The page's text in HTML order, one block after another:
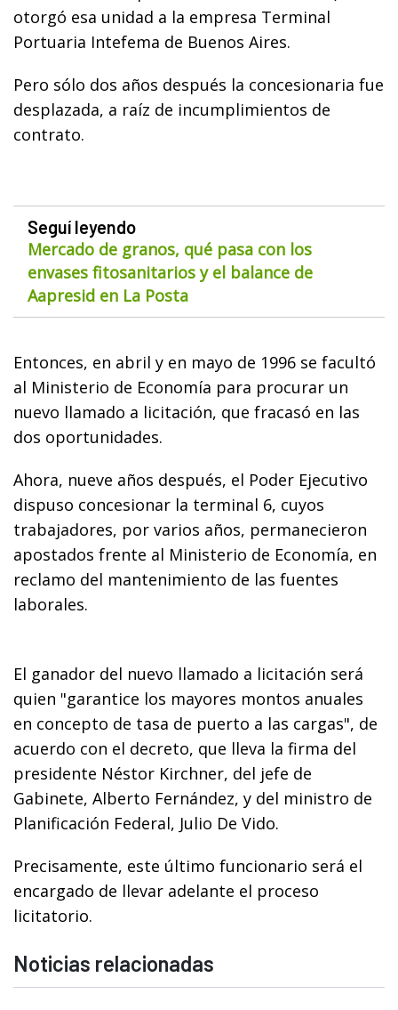
otorgó esa unidad a la empresa Terminal
Portuaria Intefema de Buenos Aires.
Pero sólo dos años después la concesionaria fue
desplazada, a raíz de incumplimientos de
contrato.
Seguí leyendo
Mercado de granos, qué pasa con los
envases fitosanitarios y el balance de
Aapresid en La Posta
Entonces, en abril y en mayo de 1996 se facultó
al Ministerio de Economía para procurar un
nuevo llamado a licitación, que fracasó en las
dos oportunidades.
Ahora, nueve años después, el Poder Ejecutivo
dispuso concesionar la terminal 6, cuyos
trabajadores, por varios años, permanecieron
apostados frente al Ministerio de Economía, en
reclamo del mantenimiento de las fuentes
laborales.
El ganador del nuevo llamado a licitación será
quien "garantice los mayores montos anuales
en concepto de tasa de puerto a las cargas", de
acuerdo con el decreto, que lleva la firma del
presidente Néstor Kirchner, del jefe de
Gabinete, Alberto Fernández, y del ministro de
Planificación Federal, Julio De Vido.
Precisamente, este último funcionario será el
encargado de llevar adelante el proceso
licitatorio.
Noticias relacionadas